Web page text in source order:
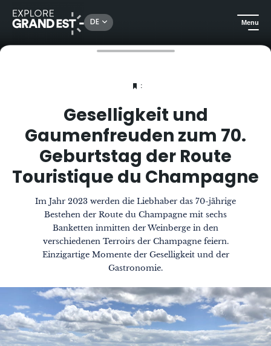
DE Menu
Sehenswertes in der Region Grand Est Geselligkeit und Gaumenfreuden zum 70. Geburtstag der Route Touristique du Champagne
:
Geselligkeit und
Gaumenfreuden zum 70.
Geburtstag der Route
Touristique du Champagne
Im Jahr 2023 werden die Liebhaber das 70-jährige
Bestehen der Route du Champagne mit sechs
Banketten inmitten der Weinberge in den
verschiedenen Terroirs der Champagne feiern.
Einzigartige Momente der Geselligkeit und der
Gastronomie.